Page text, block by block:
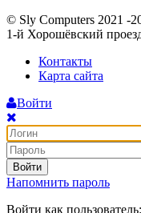
© Sly Computers 2021 -
1-й Хорошёвский
Контакты
Карта сайта
Войти
Войти
Напомнить пароль
Войти как пользователь: